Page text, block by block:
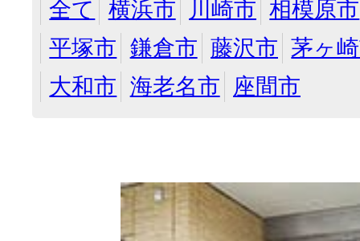
全て
横浜市 川崎市 相模原市
平塚市 鎌倉市 藤沢市 茅ヶ
大和市 海老名市 座間市